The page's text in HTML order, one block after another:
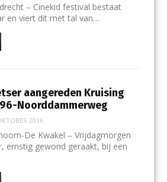
– Cinekid festival bestaat
en viert dit met tal van…
aangereden Kruising
Noorddammerweg
2016
De Kwakel – Vrijdagmorgen
ernstig gewond geraakt, bij een